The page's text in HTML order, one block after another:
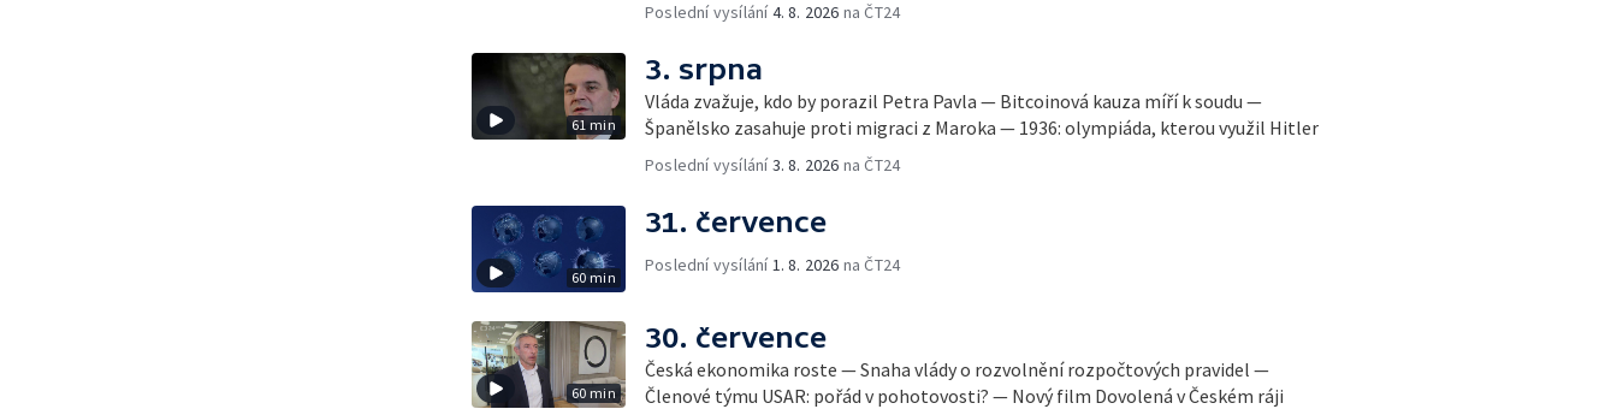
Poslední vysílání4. 8. 2026 na ČT24
61 min
3. srpna
Vláda zvažuje, kdo by porazil Petra Pavla — Bitcoinová kauza míří k soudu —
Španělsko zasahuje proti migraci z Maroka — 1936: olympiáda, kterou využil Hitler
Poslední vysílání3. 8. 2026 na ČT24
60 min
31. července
Poslední vysílání1. 8. 2026 na ČT24
60 min
30. července
Česká ekonomika roste — Snaha vlády o rozvolnění rozpočtových pravidel —
Členové týmu USAR: pořád v pohotovosti? — Nový film Dovolená v Českém ráji